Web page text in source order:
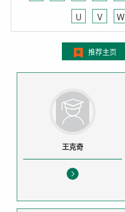
U
V W
推荐主页
王克奇